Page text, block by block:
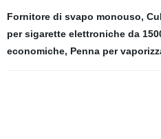
Fornitore di svapo monouso,
per sigarette elettroniche da
economiche, Penna per